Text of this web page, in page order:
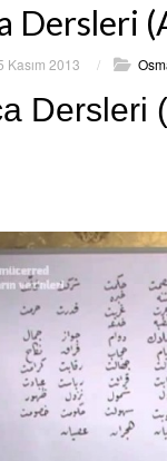
Dersleri
Kasım 2013 /